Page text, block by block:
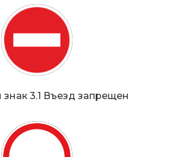
3.1 Въезд запрещен